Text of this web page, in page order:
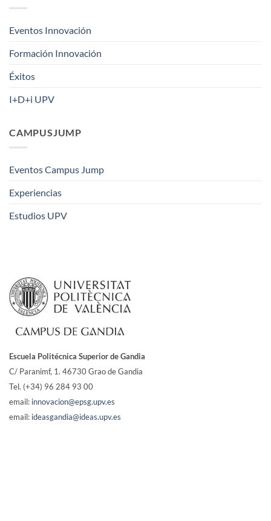
Eventos Innovación
Formación Innovación
Éxitos
I+D+i UPV
CAMPUSJUMP
Eventos Campus Jump
Experiencias
Estudios UPV
Escuela Politécnica Superior de Gandia
C/ Paranimf, 1. 46730 Grao de Gandia
Tel. (+34) 96 284 93 00
email: innovacion@epsg.upv.es
email: ideasgandia@ideas.upv.es